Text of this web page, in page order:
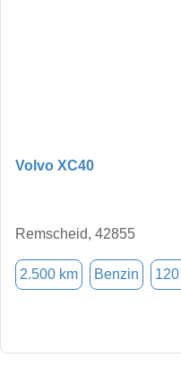
Volvo XC40
Remscheid, 42855
2.500 km Benzin